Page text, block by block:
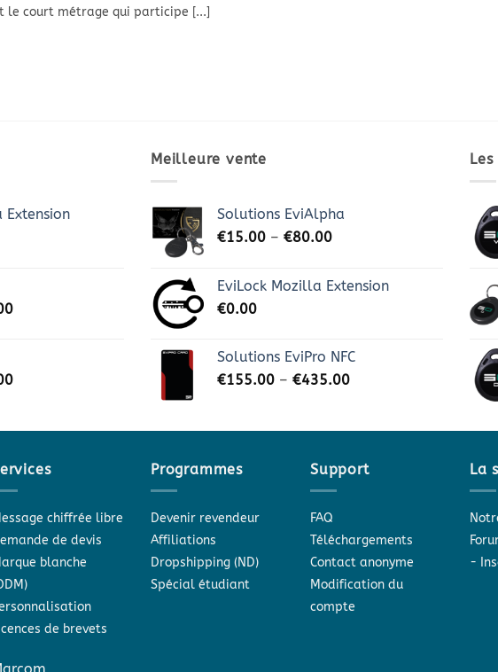
le court métrage qui participe [...]
Extension
Meilleure vente
Solutions EviAlpha
€15.00 – €80.00
EviLock Mozilla Extension
€0.00
Solutions EviPro NFC
€155.00 – €435.00
chiffrée libre
de devis
blanche
de brevets
Programmes
Devenir revendeur
Affiliations
Dropshipping (ND)
Spécial étudiant
Support
FAQ
Téléchargements
Contact anonyme
Modification du
compte
La
-